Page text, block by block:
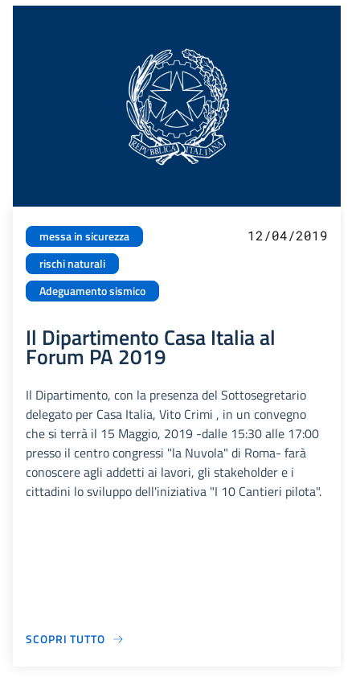
messa in sicurezza
rischi naturali
Adeguamento sismico
12/04/2019
Il Dipartimento Casa Italia al
Forum PA 2019
Il Dipartimento, con la presenza del Sottosegretario
delegato per Casa Italia, Vito Crimi , in un convegno
che si terrà il 15 Maggio, 2019 -dalle 15:30 alle 17:00
presso il centro congressi "la Nuvola" di Roma- farà
conoscere agli addetti ai lavori, gli stakeholder e i
cittadini lo sviluppo dell'iniziativa "I 10 Cantieri pilota".
SCOPRI TUTTO